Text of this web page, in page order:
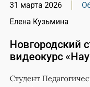
31 марта 2026
Елена Кузьмина
Новгородский
видеокурс
Студент